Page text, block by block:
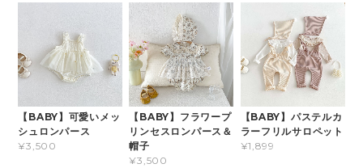
【BABY】可愛いメッ
シュロンパース
¥3,500
【BABY】フラワープ
リンセスロンパース＆
帽子
¥3,500
【BABY】パステルカ
ラーフリルサロペット
¥1,899